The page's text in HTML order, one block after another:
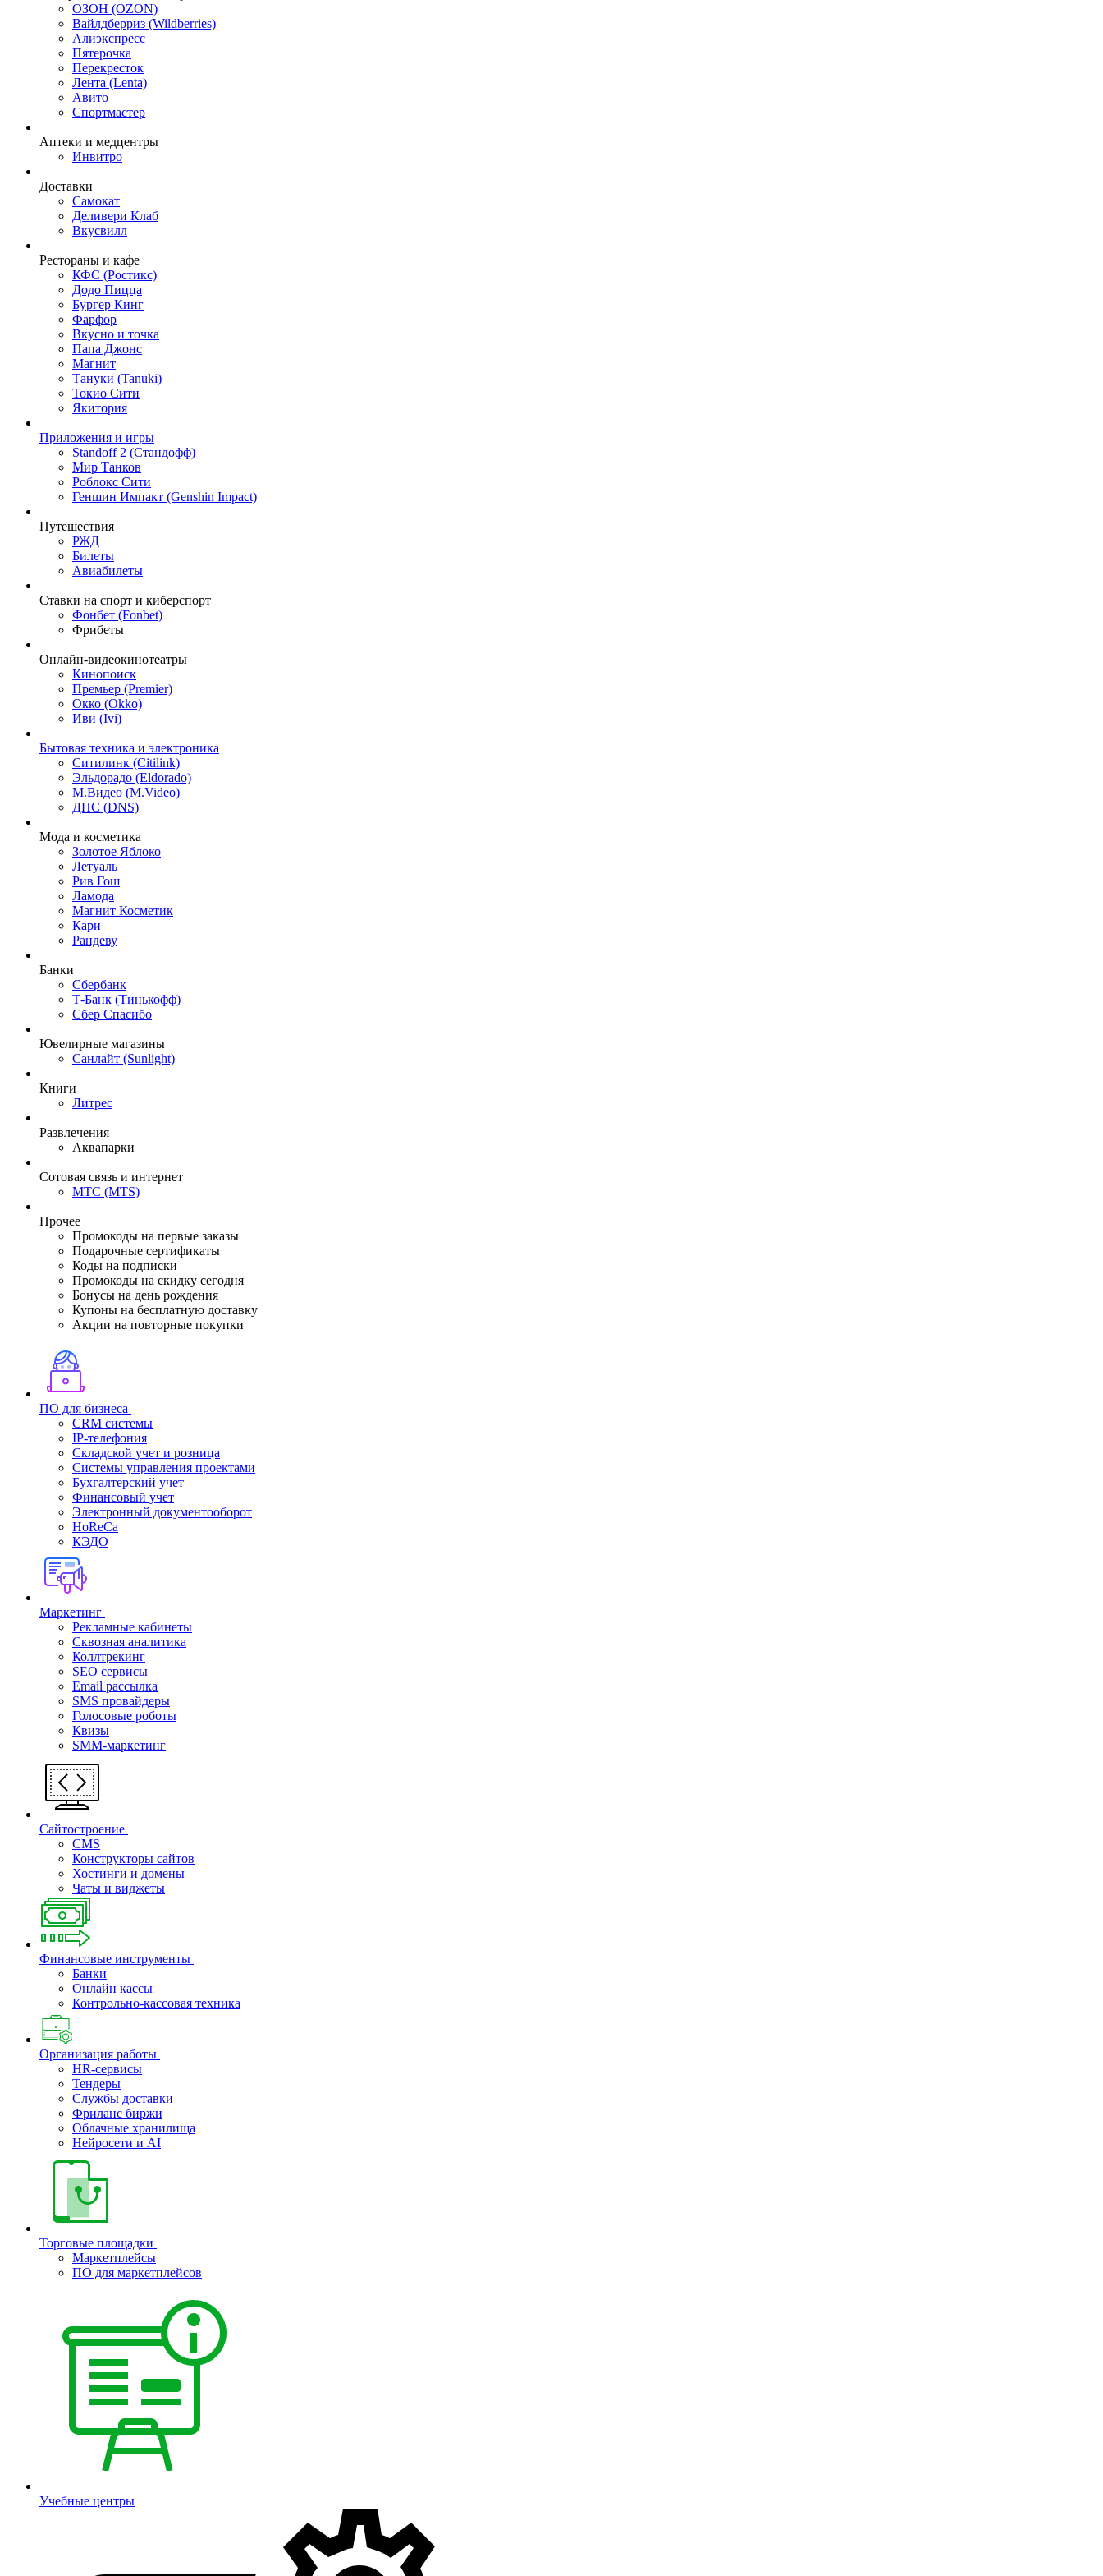
ОЗОН (OZON)
Вайлдберриз (Wildberries)
Алиэкспресс
Пятерочка
Перекресток
Лента (Lenta)
Авито
Спортмастер
Аптеки и медцентры
Инвитро
Доставки
Самокат
Деливери Клаб
Вкусвилл
Рестораны и кафе
КФС (Ростикс)
Додо Пицца
Бургер Кинг
Фарфор
Вкусно и точка
Папа Джонс
Магнит
Тануки (Tanuki)
Токио Сити
Якитория
Приложения и игры
Standoff 2 (Стандофф)
Мир Танков
Роблокс Сити
Геншин Импакт (Genshin Impact)
Путешествия
РЖД
Билеты
Авиабилеты
Ставки на спорт и киберспорт
Фонбет (Fonbet)
Фрибеты
Онлайн-видеокинотеатры
Кинопоиск
Премьер (Premier)
Окко (Okko)
Иви (Ivi)
Бытовая техника и электроника
Ситилинк (Citilink)
Эльдорадо (Eldorado)
М.Видео (M.Video)
ДНС (DNS)
Мода и косметика
Золотое Яблоко
Летуаль
Рив Гош
Ламода
Магнит Косметик
Кари
Рандеву
Банки
Сбербанк
Т-Банк (Тинькофф)
Сбер Спасибо
Ювелирные магазины
Санлайт (Sunlight)
Книги
Литрес
Развлечения
Аквапарки
Сотовая связь и интернет
МТС (MTS)
Прочее
Промокоды на первые заказы
Подарочные сертификаты
Коды на подписки
Промокоды на скидку сегодня
Бонусы на день рождения
Купоны на бесплатную доставку
Акции на повторные покупки
ПО для бизнеса
CRM системы
IP-телефония
Складской учет и розница
Системы управления проектами
Бухгалтерский учет
Финансовый учет
Электронный документооборот
HoReCa
КЭДО
Маркетинг
Рекламные кабинеты
Cквозная аналитика
Коллтрекинг
SEO сервисы
Email расcылка
SMS провайдеры
Голосовые роботы
Квизы
SMM-маркетинг
Сайтостроение
CMS
Конструкторы сайтов
Хостинги и домены
Чаты и виджеты
Финансовые инструменты
Банки
Онлайн кассы
Контрольно-кассовая техника
Организация работы
HR-сервисы
Тендеры
Службы доставки
Фриланс биржи
Облачные хранилища
Нейросети и AI
Торговые площадки
Маркетплейсы
ПО для маркетплейсов
Учебные центры